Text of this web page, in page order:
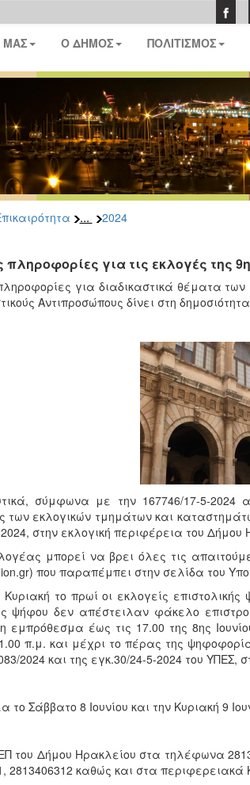
ΜΑΣ Ο ΔΗΜΟΣ ΠΟΛΙΤΙΣΜΟΣ
... 2024
πληροφορίες για τις εκλογές της
για διαδικαστικά θέματα
Αντιπροσώπους δίνει στη
σύμφωνα με την 167746/17-5-2024
των εκλογικών τμημάτων και
2024, στην εκλογική περιφέρεια του
μπορεί να βρει όλες τις
που παραπέμπει στην σελίδα του
Κυριακή το πρωί οι εκλογείς
ψήφου δεν απέστειλαν φάκελο
εμπρόθεσμα έως τις 17.00 της 8ης
π.μ. και μέχρι το πέρας της
2024 και της εγκ.30/24-5-2024 του
Σάββατο 8 Ιουνίου και την Κυριακή 9
του Δήμου Ηρακλείου στα τηλέφωνα
2813406312 καθώς και στα περιφερειακά